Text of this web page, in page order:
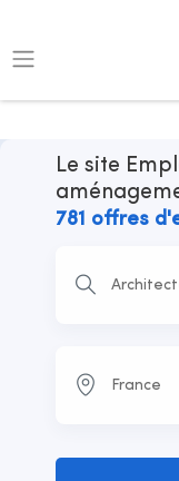
Le site
781 offres